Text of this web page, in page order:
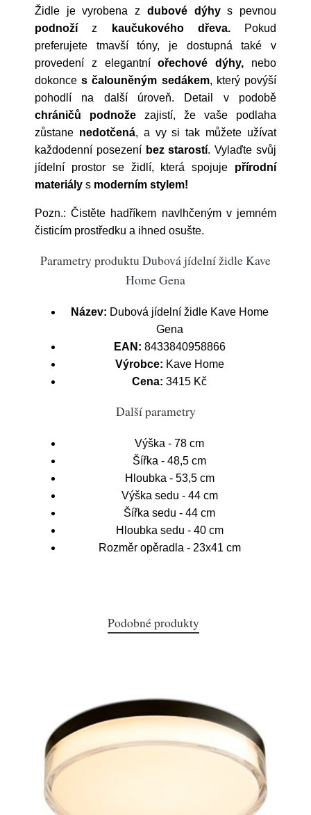
Židle je vyrobena z dubové dýhys pevnou
podnoží z kaučukového dřeva.
Pokud
preferujete tmavší tóny, je dostupná také v
provedení z elegantníořechové dýhy, nebo
dokonces čalouněným sedákem, který povýší
pohodlí na další úroveň. Detail v podobě
chráničů
podnože zajistí, že vaše podlaha
zůstane nedotčená, a vy si tak můžete užívat
každodenní posezení bez starostí.Vylaďte svůj
jídelní prostor se židlí, která spojuje přírodní
materiály s moderním stylem!
Pozn.:Čistěte hadříkem navlhčeným v jemném
čisticím prostředku a ihned osušte.
Parametry produktu Dubová jídelní židle Kave
Home Gena
Název: Dubová jídelní židle Kave Home
Gena
EAN: 8433840958866
Výrobce: Kave Home
Cena: 3415 Kč
Další parametry
Výška - 78 cm
Šířka - 48,5 cm
Hloubka - 53,5 cm
Výška sedu - 44 cm
Šířka sedu - 44 cm
Hloubka sedu - 40 cm
Rozměr opěradla - 23x41 cm
Podobné produkty